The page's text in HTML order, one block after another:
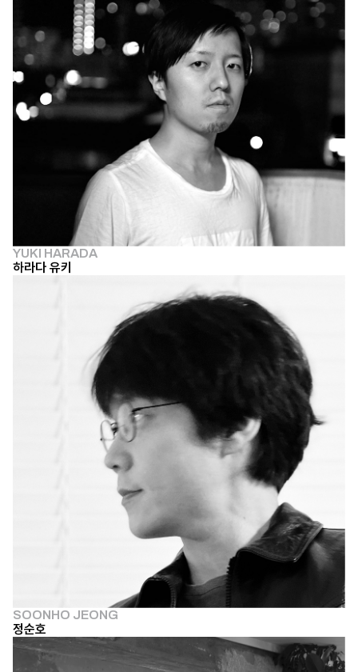
YUKI HARADA
하라다 유키
SOONHO JEONG
정순호